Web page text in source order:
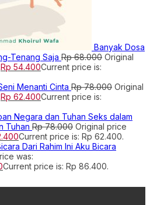
Banyak Dosa
Tenang Saja Rp68.000 Original
Rp 54.400Current price is:
Menanti Cinta Rp78.000 Original
Rp 62.400Current price is:
Seks dalam
Tuhan Rp78.000 Original price
Current price is: Rp 62.400.
Dari Rahim Ini Aku Bicara
was:
Current price is: Rp 86.400.